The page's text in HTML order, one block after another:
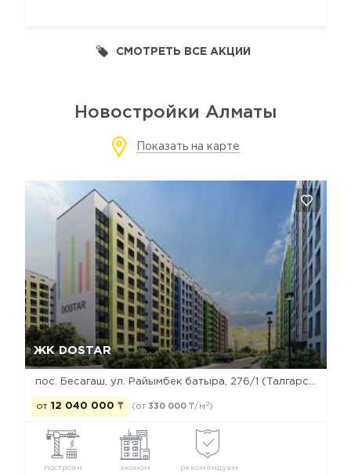
СМОТРЕТЬ ВСЕ АКЦИИ
Новостройки Алматы
Показать на карте
ЖК DOSTAR
пос. Бесагаш, ул. Райымбек батыра, 276/1 (Талгарский тракт)
от 12 040 000 ₸ (от 330 000 ₸/м 2)
построен эконом рекомендуем
Да, удалить Отмена